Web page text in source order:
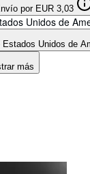
por EUR 3,03
Unidos de
Unidos de
más